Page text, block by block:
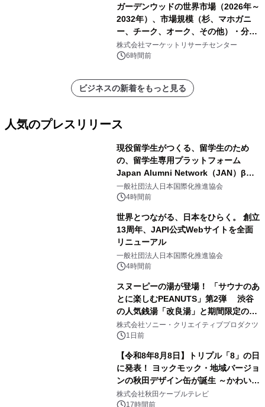
ガーデンウッドの世界市場（2026年～
2032年）、市場規模（杉、マホガニ
ー、チーク、オーク、その他）・分析
レポートを発表
株式会社マーケットリサーチセンター
6時間前
ビジネスの新着をもっと見る
人気のプレスリリース
現役留学生がつくる、留学生のため
の、留学生専用プラットフォーム
Japan Alumni Network（JAN）β版
をリリース
一般社団法人日本国際化推進協会
4時間前
世界とつながる、日本をひらく。 創立
13周年、JAPI公式Webサイトを全面
リニューアル
一般社団法人日本国際化推進協会
4時間前
スヌーピーの湯が登場！ 「サウナのあ
とに楽しむPEANUTS」第2弾 渋谷
の人気銭湯「改良湯」と期間限定のコ
ラボレーション サウナイキタイコラ
ボグッズも発売決定！
株式会社ソニー・クリエイティブプロダクツ
1日前
【令和8年8月8日】トリプル「8」の日
に発表！ ヨックモック・地域バージョ
ンの秋田デザイン缶が誕生 ～かわいい
秋田犬の子犬と秋田の四季と名所を巡
るパッケージ～ 9月1日(火)秋田県内で
株式会社秋田ケーブルテレビ
17時間前